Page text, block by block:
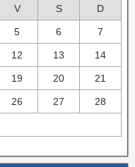
V S D
5 6 7
12 13 14
19 20 21
26 27 28